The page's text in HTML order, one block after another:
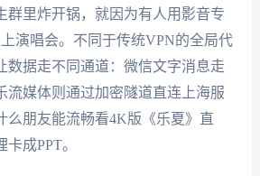
群里炸开锅，就因为有人用影音专
演唱会。不同于传统VPN的全局代
数据走不同通道：微信文字消息走
流媒体则通过加密隧道直连上海服
么朋友能流畅看4K版《乐夏》直
成PPT。